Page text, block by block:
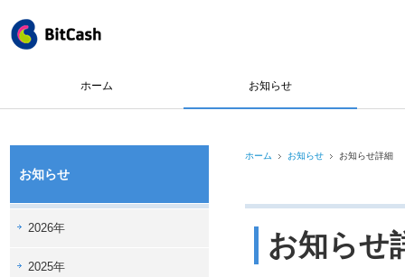
ホーム お知らせ
お知らせ
2026年
2025年
ホーム お知らせ お知らせ詳細
お知らせ